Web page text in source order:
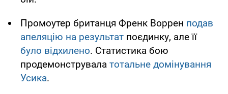
Промоутер британця Френк Воррен подав
апеляцію на результат поєдинку, але її
було відхилено. Статистика бою
продемонструвала тотальне домінування
Усика.